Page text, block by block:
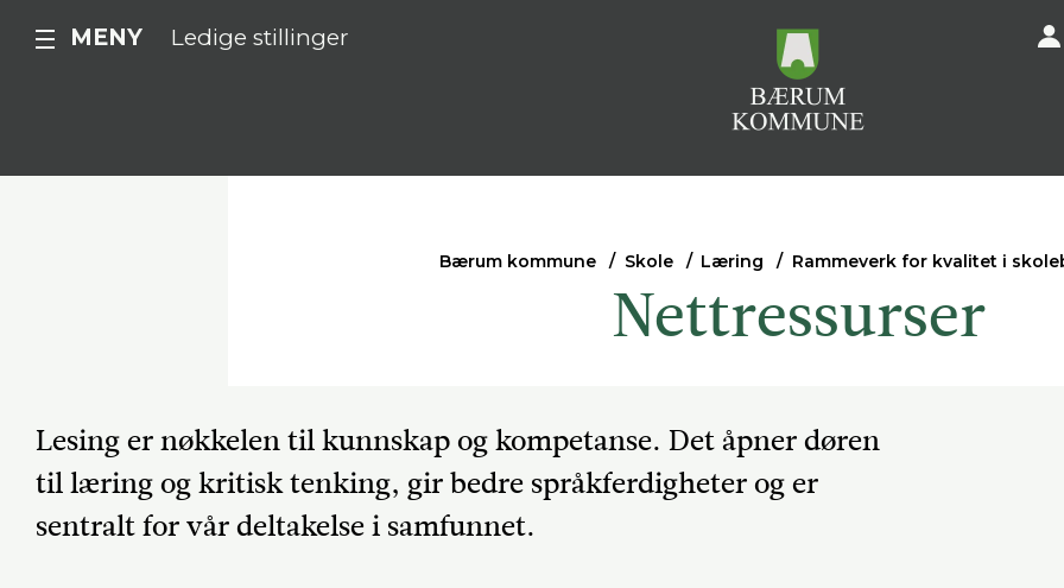
MENY Ledige stillinger
Bærum kommune Skole Læring Rammeverk for kvalitet i
Nettressurser
Lesing er nøkkelen til kunnskap og kompetanse. Det åpner døren
til læring og kritisk tenking, gir bedre språkferdigheter og er
sentralt for vår deltakelse i samfunnet.